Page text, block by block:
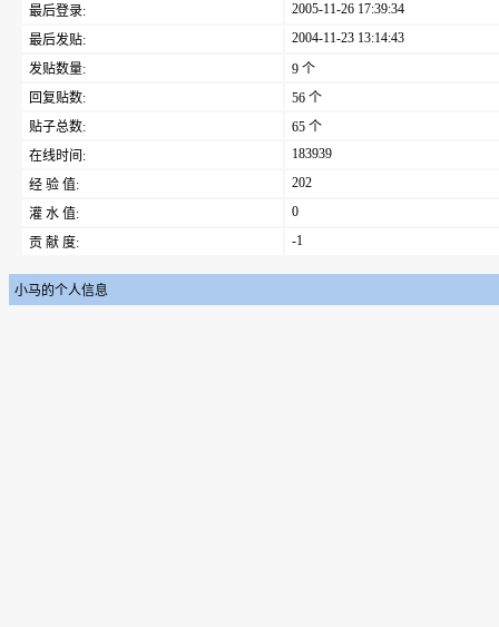
最后登录:
2005-11-26 17:39:34
最后发贴:
2004-11-23 13:14:43
发贴数量:
9 个
回复贴数:
56 个
贴子总数:
65 个
在线时间:
183939
经 验 值:
202
灌 水 值:
0
贡 献 度:
-1
小马的个人信息